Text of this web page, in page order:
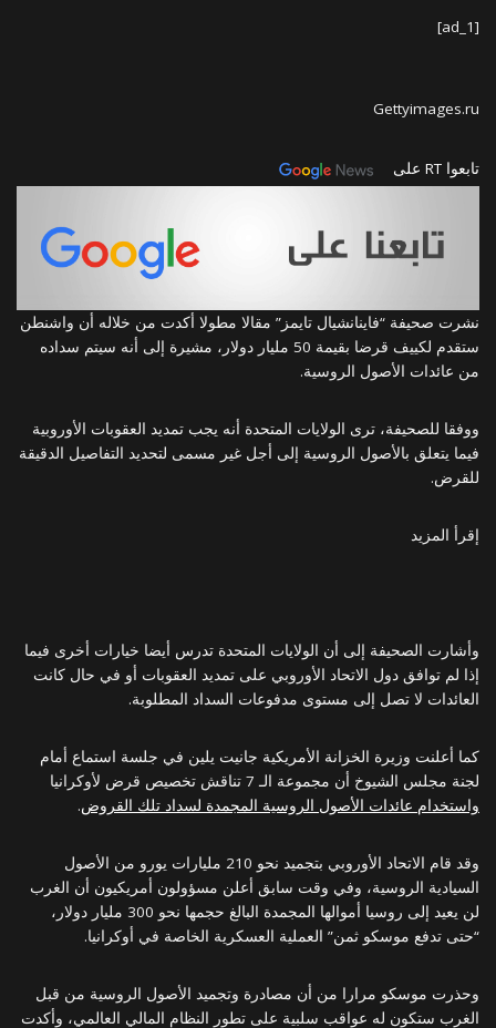
[ad_1]
Gettyimages.ru
تابعوا RT على
نشرت صحيفة “فاينانشيال تايمز” مقالا مطولا أكدت من خلاله أن واشنطن
ستقدم لكييف قرضا بقيمة 50 مليار دولار، مشيرة إلى أنه سيتم سداده
من عائدات الأصول الروسية.
ووفقا للصحيفة، ترى الولايات المتحدة أنه يجب تمديد العقوبات الأوروبية
فيما يتعلق بالأصول الروسية إلى أجل غير مسمى لتحديد التفاصيل الدقيقة
للقرض.
إقرأ المزيد
وأشارت الصحيفة إلى أن الولايات المتحدة تدرس أيضا خيارات أخرى فيما
إذا لم توافق دول الاتحاد الأوروبي على تمديد العقوبات أو في حال كانت
العائدات لا تصل إلى مستوى مدفوعات السداد المطلوبة.
كما أعلنت وزيرة الخزانة الأمريكية جانيت يلين في جلسة استماع أمام
لجنة مجلس الشيوخ أن مجموعة الـ 7 تناقش تخصيص قرض لأوكرانيا
واستخدام عائدات الأصول الروسية المجمدة لسداد تلك القروض.
وقد قام الاتحاد الأوروبي بتجميد نحو 210 مليارات يورو من الأصول
السيادية الروسية، وفي وقت سابق أعلن مسؤولون أمريكيون أن الغرب
لن يعيد إلى روسيا أموالها المجمدة البالغ حجمها نحو 300 مليار دولار،
“حتى تدفع موسكو ثمن” العملية العسكرية الخاصة في أوكرانيا.
وحذرت موسكو مرارا من أن مصادرة وتجميد الأصول الروسية من قبل
الغرب ستكون له عواقب سلبية على تطور النظام المالي العالمي، وأكدت